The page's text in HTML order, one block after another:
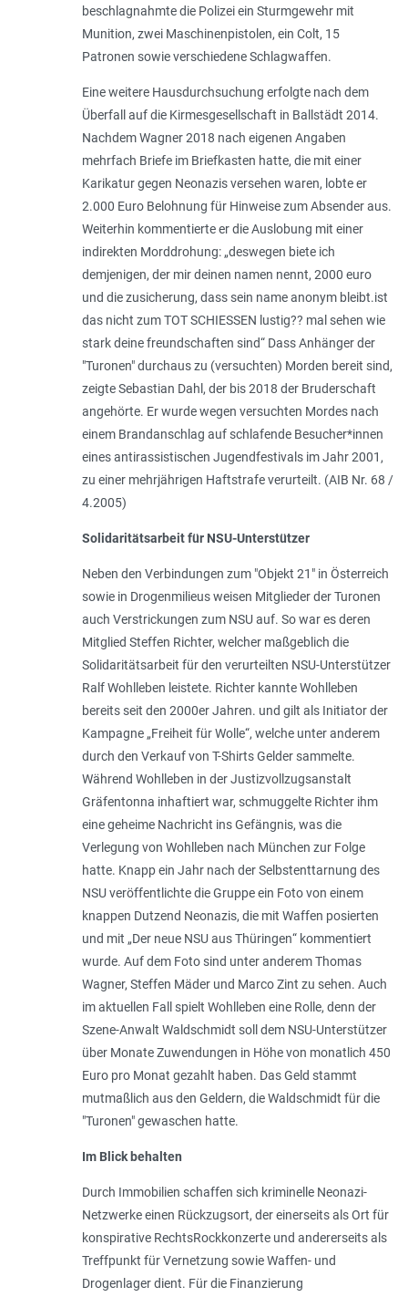
beschlagnahmte die Polizei ein Sturmgewehr mit
Munition, zwei Maschinenpistolen, ein Colt, 15
Patronen sowie verschiedene Schlagwaffen.
Eine weitere Hausdurchsuchung erfolgte nach dem
Überfall auf die Kirmesgesellschaft in Ballstädt 2014.
Nachdem Wagner 2018 nach eigenen Angaben
mehrfach Briefe im Briefkasten hatte, die mit einer
Karikatur gegen Neonazis versehen waren, lobte er
2.000 Euro Belohnung für Hinweise zum Absender aus.
Weiterhin kommentierte er die Auslobung mit einer
indirekten Morddrohung: „deswegen biete ich
demjenigen, der mir deinen namen nennt, 2000 euro
und die zusicherung, dass sein name anonym bleibt.ist
das nicht zum TOT SCHIESSEN lustig?? mal sehen wie
stark deine freundschaften sind“ Dass Anhänger der
"Turonen" durchaus zu (versuchten) Morden bereit sind,
zeigte Sebastian Dahl, der bis 2018 der Bruderschaft
angehörte. Er wurde wegen versuchten Mordes nach
einem Brandanschlag auf schlafende Besucher*innen
eines antirassistischen Jugendfestivals im Jahr 2001,
zu einer mehrjährigen Haftstrafe verurteilt. (AIB Nr. 68 /
4.2005)
Solidaritätsarbeit für NSU-Unterstützer
Neben den Verbindungen zum "Objekt 21" in Österreich
sowie in Drogenmilieus weisen Mitglieder der Turonen
auch Verstrickungen zum NSU auf. So war es deren
Mitglied Steffen Richter, welcher maßgeblich die
Solidaritätsarbeit für den verurteilten NSU-Unterstützer
Ralf Wohlleben leistete. Richter kannte Wohlleben
bereits seit den 2000er Jahren. und gilt als Initiator der
Kampagne „Freiheit für Wolle“, welche unter anderem
durch den Verkauf von T-Shirts Gelder sammelte.
Während Wohlleben in der Justizvollzugsanstalt
Gräfentonna inhaftiert war, schmuggelte Richter ihm
eine geheime Nachricht ins Gefängnis, was die
Verlegung von Wohlleben nach München zur Folge
hatte. Knapp ein Jahr nach der Selbstenttarnung des
NSU veröffentlichte die Gruppe ein Foto von einem
knappen Dutzend Neonazis, die mit Waffen posierten
und mit „Der neue NSU aus Thüringen“ kommentiert
wurde. Auf dem Foto sind unter anderem Thomas
Wagner, Steffen Mäder und Marco Zint zu sehen. Auch
im aktuellen Fall spielt Wohlleben eine Rolle, denn der
Szene-Anwalt Waldschmidt soll dem NSU-Unterstützer
über Monate Zuwendungen in Höhe von monatlich 450
Euro pro Monat gezahlt haben. Das Geld stammt
mutmaßlich aus den Geldern, die Waldschmidt für die
"Turonen" gewaschen hatte.
Im Blick behalten
Durch Immobilien schaffen sich kriminelle Neonazi-
Netzwerke einen Rückzugsort, der einerseits als Ort für
konspirative RechtsRockkonzerte und andererseits als
Treffpunkt für Vernetzung sowie Waffen- und
Drogenlager dient. Für die Finanzierung